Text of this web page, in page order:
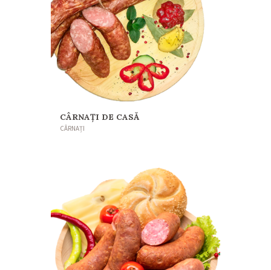
CÂRNAȚI DE CASĂ
CÂRNAȚI